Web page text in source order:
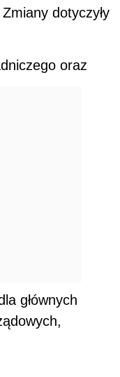
dotyczyły
oraz
głównych